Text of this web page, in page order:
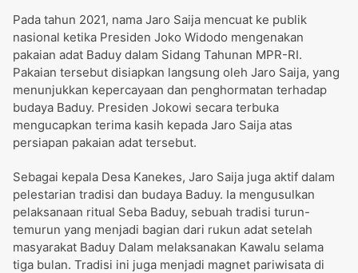
Pada tahun 2021, nama Jaro Saija mencuat ke publik
nasional ketika Presiden Joko Widodo mengenakan
pakaian adat Baduy dalam Sidang Tahunan MPR-RI.
Pakaian tersebut disiapkan langsung oleh Jaro Saija, yang
menunjukkan kepercayaan dan penghormatan terhadap
budaya Baduy. Presiden Jokowi secara terbuka
mengucapkan terima kasih kepada Jaro Saija atas
persiapan pakaian adat tersebut.​
Sebagai kepala Desa Kanekes, Jaro Saija juga aktif dalam
pelestarian tradisi dan budaya Baduy. Ia mengusulkan
pelaksanaan ritual Seba Baduy, sebuah tradisi turun-
temurun yang menjadi bagian dari rukun adat setelah
masyarakat Baduy Dalam melaksanakan Kawalu selama
tiga bulan. Tradisi ini juga menjadi magnet pariwisata di